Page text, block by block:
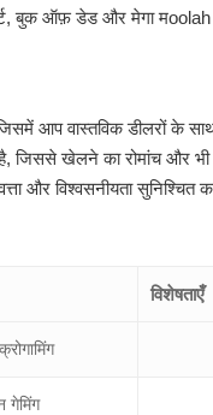
बुक ऑफ़ डेड और मेगा मoolah
आप वास्तविक डीलरों के
है, जिससे खेलने का रोमांच
और विश्वसनीयता सुनिश्चित
विशेषताएँ
गेमिंग